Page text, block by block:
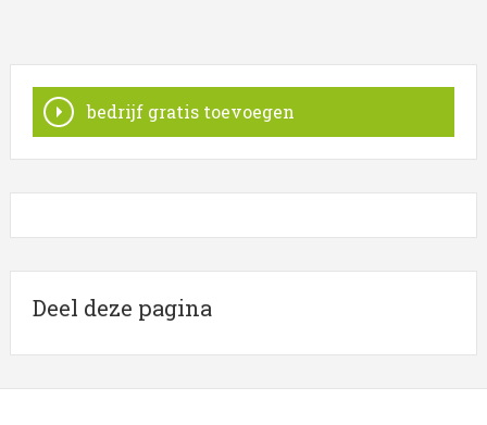
weergegeven wanneer u op een item klikt. Het overzicht
is een koppeling tussen bedrijven in Nederland
Trefwoorden:
bedrijf gratis toevoegen
Deel deze pagina